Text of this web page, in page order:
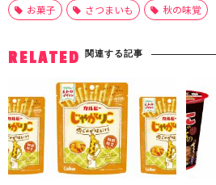
お菓子 さつまいも 秋の味覚
RELATED 関連する記事